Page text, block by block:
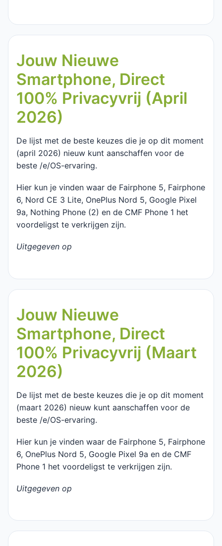
Jouw Nieuwe
Smartphone, Direct
100% Privacyvrij (April
2026)
De lijst met de beste keuzes die je op dit moment
(april 2026) nieuw kunt aanschaffen voor de
beste /e/OS-ervaring.
Hier kun je vinden waar de Fairphone 5, Fairphone
6, Nord CE 3 Lite, OnePlus Nord 5, Google Pixel
9a, Nothing Phone (2) en de CMF Phone 1 het
voordeligst te verkrijgen zijn.
Uitgegeven op
Jouw Nieuwe
Smartphone, Direct
100% Privacyvrij (Maart
2026)
De lijst met de beste keuzes die je op dit moment
(maart 2026) nieuw kunt aanschaffen voor de
beste /e/OS-ervaring.
Hier kun je vinden waar de Fairphone 5, Fairphone
6, OnePlus Nord 5, Google Pixel 9a en de CMF
Phone 1 het voordeligst te verkrijgen zijn.
Uitgegeven op